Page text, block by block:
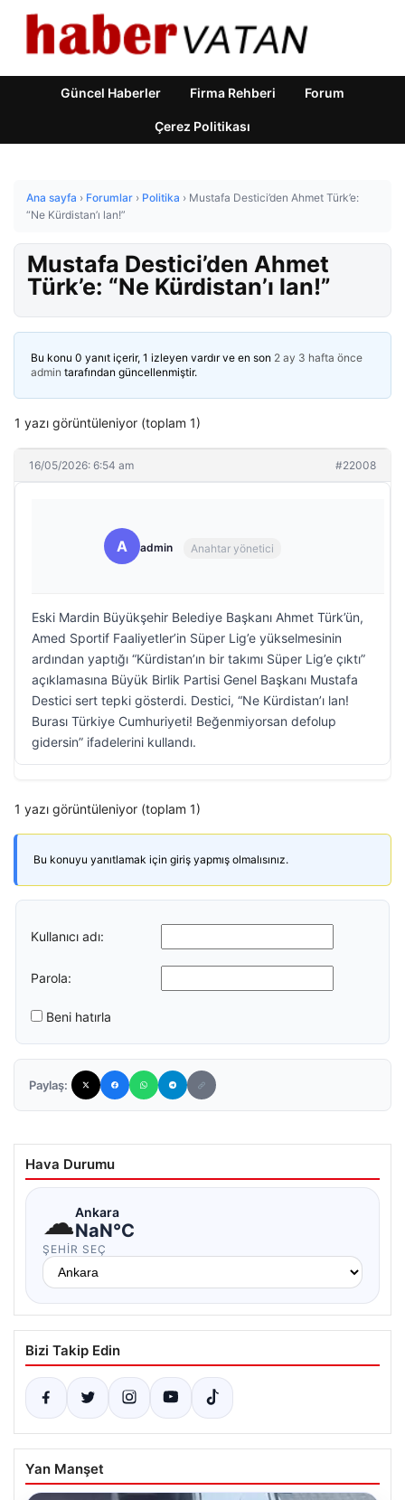
Güncel Haberler Firma Rehberi Forum
Çerez Politikası
Ana sayfa › Forumlar › Politika › Mustafa Destici’den Ahmet Türk’e:
“Ne Kürdistan’ı lan!”
Mustafa Destici’den Ahmet
Türk’e: “Ne Kürdistan’ı lan!”
Bu konu 0 yanıt içerir, 1 izleyen vardır ve en son 2 ay 3 hafta önce
admin tarafından güncellenmiştir.
1 yazı görüntüleniyor (toplam 1)
16/05/2026: 6:54 am #22008
A admin Anahtar yönetici
Eski Mardin Büyükşehir Belediye Başkanı Ahmet Türk’ün,
Amed Sportif Faaliyetler’in Süper Lig’e yükselmesinin
ardından yaptığı “Kürdistan’ın bir takımı Süper Lig’e çıktı”
açıklamasına Büyük Birlik Partisi Genel Başkanı Mustafa
Destici sert tepki gösterdi. Destici, “Ne Kürdistan’ı lan!
Burası Türkiye Cumhuriyeti! Beğenmiyorsan defolup
gidersin” ifadelerini kullandı.
1 yazı görüntüleniyor (toplam 1)
Bu konuyu yanıtlamak için giriş yapmış olmalısınız.
Kullanıcı adı:
Parola:
Beni hatırla
Paylaş:
Hava Durumu
☁Ankara
NaN°C
ŞEHIR SEÇ
Bizi Takip Edin
Yan Manşet